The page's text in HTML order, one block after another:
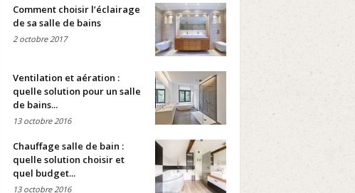
Comment choisir l’éclairage
de sa salle de bains
2 octobre 2017
Ventilation et aération :
quelle solution pour un salle
de bains...
13 octobre 2016
Chauffage salle de bain :
quelle solution choisir et
quel budget...
13 octobre 2016